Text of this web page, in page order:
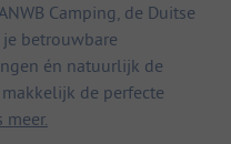
Camping, de Duitse
je betrouwbare
én natuurlijk de
de perfecte
meer.